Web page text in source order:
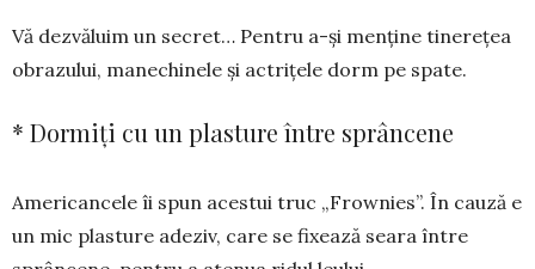
Vă dezvăluim un secret… Pentru a-și menține tinerețea
obrazului, ma­nechinele și actrițele dorm pe spate.
* Dormiți cu un plasture între sprâncene
Americancele îi spun acestui truc „Frownies”. În cauză e
un mic plas­tu­re adeziv, care se fixează seara între